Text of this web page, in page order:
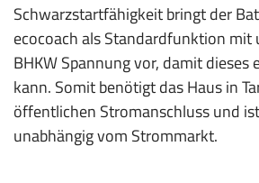
Schwarzstartfähigkeit bringt der
ecocoach als Standardfunktion mit
BHKW Spannung vor, damit
kann. Somit benötigt das Haus in
öffentlichen Stromanschluss und
unabhängig vom Strommarkt.